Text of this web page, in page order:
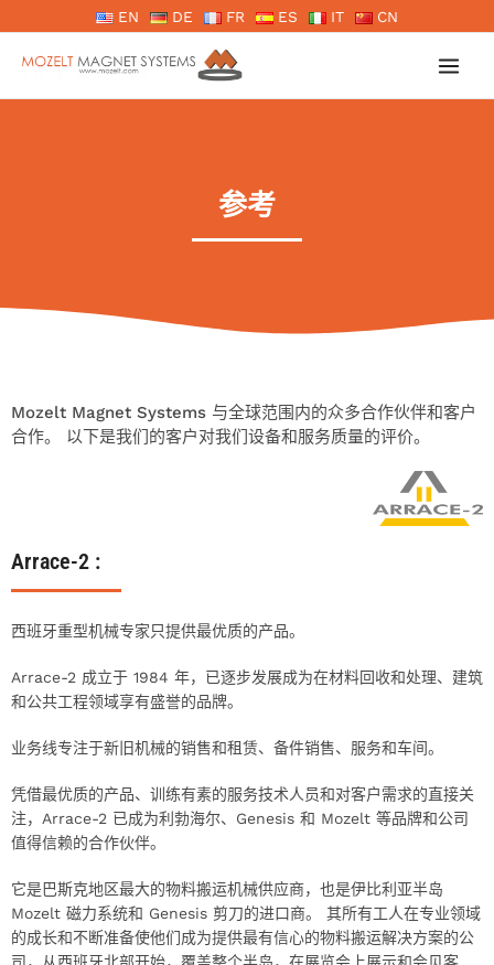
至
EN DE FR ES IT CN
参考
Mozelt Magnet Systems 与全球范围内的众多合作伙伴和客户
合作。 以下是我们的客户对我们设备和服务质量的评价。
Arrace-2 :
西班牙重型机械专家只提供最优质的产品。
Arrace-2 成立于 1984 年，已逐步发展成为在材料回收和处理、建筑
和公共工程领域享有盛誉的品牌。
业务线专注于新旧机械的销售和租赁、备件销售、服务和车间。
凭借最优质的产品、训练有素的服务技术人员和对客户需求的直接关
注，Arrace-2 已成为利勃海尔、Genesis 和 Mozelt 等品牌和公司
值得信赖的合作伙伴。
它是巴斯克地区最大的物料搬运机械供应商，也是伊比利亚半岛
Mozelt 磁力系统和 Genesis 剪刀的进口商。 其所有工人在专业领域
的成长和不断准备使他们成为提供最有信心的物料搬运解决方案的公
司，从西班牙北部开始，覆盖整个半岛，在展览会上展示和会见客